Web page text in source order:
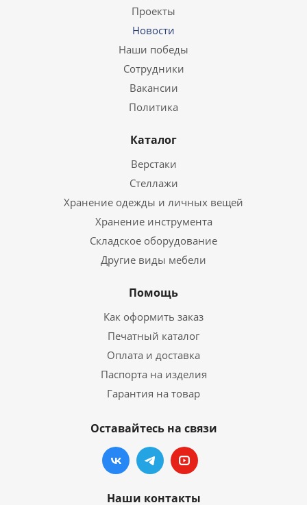
Проекты
Новости
Наши победы
Сотрудники
Вакансии
Политика
Каталог
Верстаки
Стеллажи
Хранение одежды и личных вещей
Хранение инструмента
Складское оборудование
Другие виды мебели
Помощь
Как оформить заказ
Печатный каталог
Оплата и доставка
Паспорта на изделия
Гарантия на товар
Оставайтесь на связи
Наши контакты